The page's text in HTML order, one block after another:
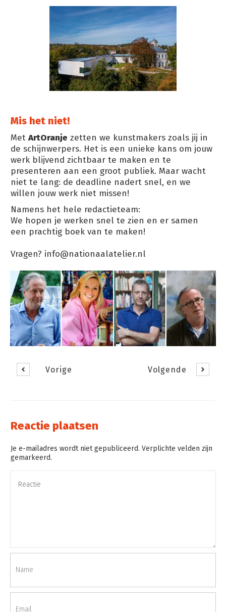
Mis het niet!
MetArtOranje zetten we kunstmakers zoals jij in
de schijnwerpers. Het is een unieke kans om jouw
werk blijvend zichtbaar te maken en te
presenteren aan een groot publiek. Maar wacht
niet te lang: de deadline nadert snel, en we
willen jouw werk niet missen!
Namens het hele redactieteam:
We hopen je werken snel te zien en er samen
een prachtig boek van te maken!
Vragen? info@nationaalatelier.nl
Vorige Volgende
Reactie plaatsen
Je e-mailadres wordt niet gepubliceerd. Verplichte velden zijn
gemarkeerd.